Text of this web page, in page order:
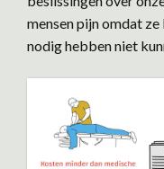
mensen pijn omdat
nodig hebben niet